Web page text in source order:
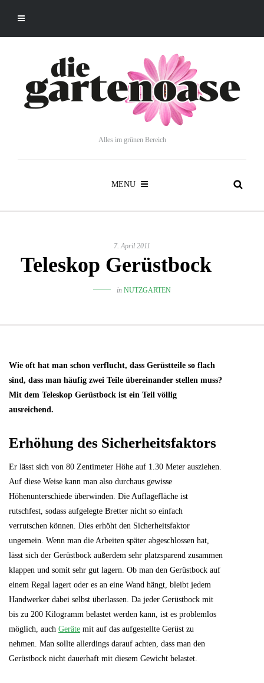
Alles im grünen Bereich
MENU
7. April 2011
Teleskop Gerüstbock
in NUTZGARTEN
Wie oft hat man schon verflucht, dass Gerüstteile so flach
sind, dass man häufig zwei Teile übereinander stellen muss?
Mit dem Teleskop Gerüstbock ist ein Teil völlig
ausreichend.
Erhöhung des Sicherheitsfaktors
Er lässt sich von 80 Zentimeter Höhe auf 1.30 Meter ausziehen.
Auf diese Weise kann man also durchaus gewisse
Höhenunterschiede überwinden. Die Auflagefläche ist
rutschfest, sodass aufgelegte Bretter nicht so einfach
verrutschen können. Dies erhöht den Sicherheitsfaktor
ungemein. Wenn man die Arbeiten später abgeschlossen hat,
lässt sich der Gerüstbock außerdem sehr platzsparend zusammen
klappen und somit sehr gut lagern. Ob man den Gerüstbock auf
einem Regal lagert oder es an eine Wand hängt, bleibt jedem
Handwerker dabei selbst überlassen. Da jeder Gerüstbock mit
bis zu 200 Kilogramm belastet werden kann, ist es problemlos
möglich, auch Geräte mit auf das aufgestellte Gerüst zu
nehmen. Man sollte allerdings darauf achten, dass man den
Gerüstbock nicht dauerhaft mit diesem Gewicht belastet.